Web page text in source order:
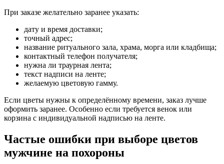
При заказе желательно заранее указать:
дату и время доставки;
точный адрес;
название ритуального зала, храма, морга или кладбища;
контактный телефон получателя;
нужна ли траурная лента;
текст надписи на ленте;
желаемую цветовую гамму.
Если цветы нужны к определённому времени, заказ лучше
оформить заранее. Особенно если требуется венок или
корзина с индивидуальной надписью на ленте.
Частые ошибки при выборе цветов
мужчине на похороны